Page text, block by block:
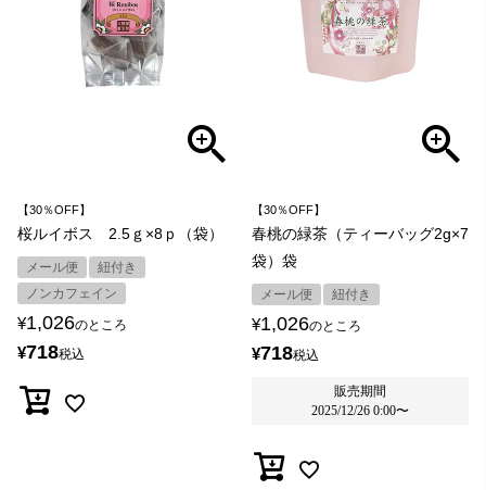
【30％OFF】
桜ルイボス 2.5ｇ×8ｐ（袋）
メール便
紐付き
ノンカフェイン
¥1,026のところ
¥718税込
【30％OFF】
春桃の緑茶（ティーバッグ2g×7
袋）袋
メール便 紐付き
¥1,026のところ
¥718税込
販売期間
2025/12/26 0:00〜